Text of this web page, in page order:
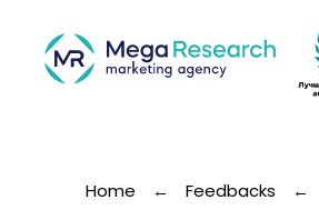
Home ← Feedbacks ←